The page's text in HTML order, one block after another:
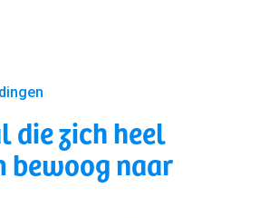
die zich heel
bewoog naar